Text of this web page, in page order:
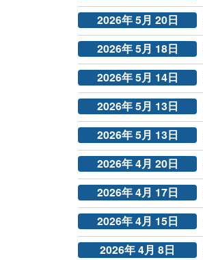
2026年 5月 20日
2026年 5月 18日
2026年 5月 14日
2026年 5月 13日
2026年 5月 13日
2026年 4月 20日
2026年 4月 17日
2026年 4月 15日
2026年 4月 8日